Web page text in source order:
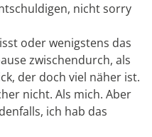
nicht sorry
oder wenigstens das
zwischendurch, als
der doch viel näher ist.
nicht. Als mich. Aber
ich hab das